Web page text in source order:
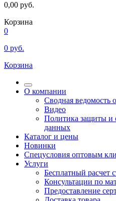
0,00 руб.
Корзина
0
0 руб.
Корзина
О компании
Сводная ведомость
Видео
Политика защиты и
данных
Каталог и цены
Новинки
Спецусловия оптовым
Услуги
Бесплатный расчет
Консультации по
Предоставление